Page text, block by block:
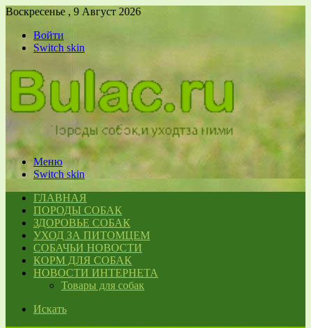
Воскресенье , 9 Август 2026
Войти
Switch skin
Меню
Switch skin
ГЛАВНАЯ
ПОРОДЫ СОБАК
ЗДОРОВЬЕ СОБАК
УХОД ЗА ПИТОМЦЕМ
СОБАЧЬИ НОВОСТИ
КОРМ ДЛЯ СОБАК
НОВОСТИ ИНТЕРНЕТА
Товары для собак
Искать